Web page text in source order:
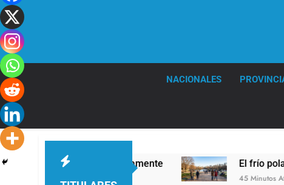
NACIONALES
correctamente El frío polar se instala en
45 Minutos Atrás